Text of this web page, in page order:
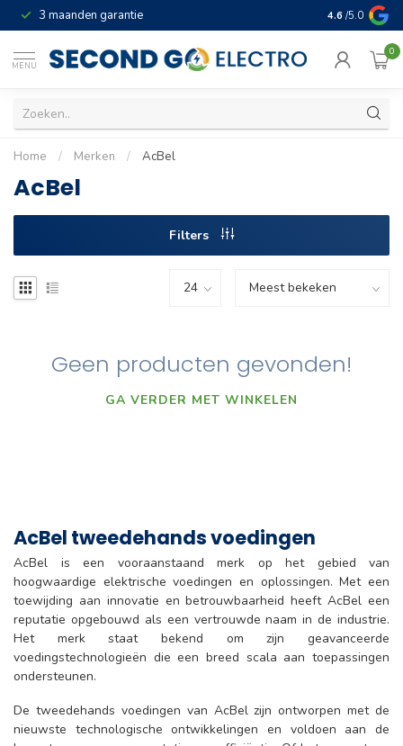
3 maanden garantie Geld terug
4.6 /5.0
MENU
0
Home / Merken / AcBel
AcBel
Filters
Geen producten gevonden!
GA VERDER MET WINKELEN
AcBel tweedehands voedingen
AcBel is een vooraanstaand merk op het gebied van
hoogwaardige elektrische voedingen en oplossingen. Met een
toewijding aan innovatie en betrouwbaarheid heeft AcBel een
reputatie opgebouwd als een vertrouwde naam in de industrie.
Het merk staat bekend om zijn geavanceerde
voedingstechnologieën die een breed scala aan toepassingen
ondersteunen.
De tweedehands voedingen van AcBel zijn ontworpen met de
nieuwste technologische ontwikkelingen en voldoen aan de